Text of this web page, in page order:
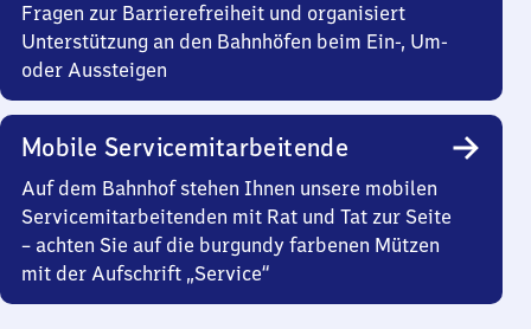
Fragen zur Barrierefreiheit und organisiert
Unterstützung an den Bahnhöfen beim Ein-, Um-
oder Aussteigen
Mobile Servicemitarbeitende
Auf dem Bahnhof stehen Ihnen unsere mobilen
Servicemitarbeitenden mit Rat und Tat zur Seite
– achten Sie auf die burgundy farbenen Mützen
mit der Aufschrift „Service“